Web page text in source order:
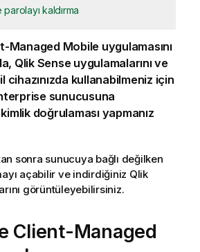
parolayı kaldırma
Managed Mobile uygulamasını
Qlik Senseuygulamalarını ve
cihazınızda kullanabilmeniz için
sunucusuna
doğrulaması yapmanız
sonra sunucuya bağlı değilken
açabilir ve indirdiğiniz Qlik
görüntüleyebilirsiniz.
Client-Managed